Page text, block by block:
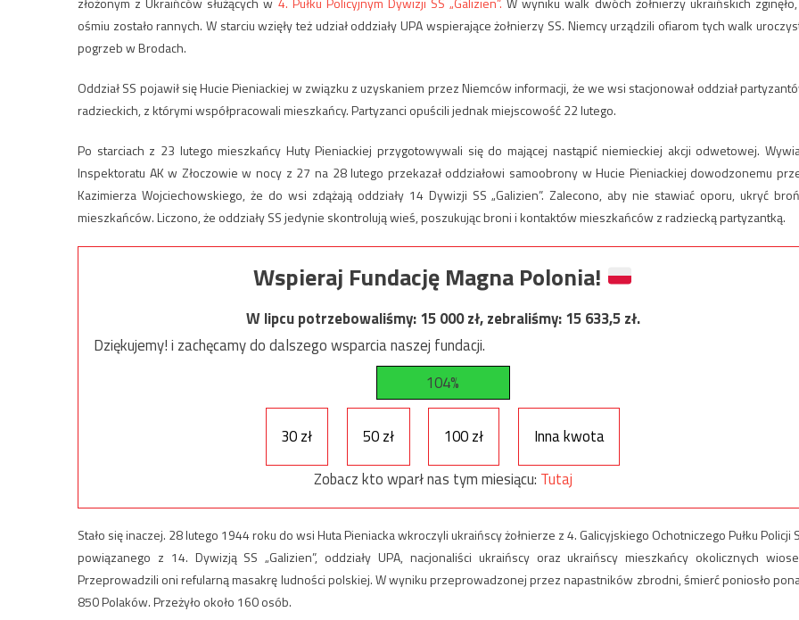
ośmiu zostało rannych. W starciu wzięły też udział oddziały UPA wspierające żołnierzy SS. Niemcy urządzili ofiarom tych walk
pogrzeb w Brodach.
Oddział SS pojawił się Hucie Pieniackiej w związku z uzyskaniem przez Niemców informacji, że we wsi stacjonował oddział
radzieckich, z którymi współpracowali mieszkańcy. Partyzanci opuścili jednak miejscowość 22 lutego.
Po starciach z 23 lutego mieszkańcy Huty Pieniackiej przygotowywali się do mającej nastąpić niemieckiej akcji odwetowej.
Inspektoratu AK w Złoczowie w nocy z 27 na 28 lutego przekazał oddziałowi samoobrony w Hucie Pieniackiej dowodzonemu
Kazimierza Wojciechowskiego, że do wsi zdążają oddziały 14 Dywizji SS „Galizien”. Zalecono, aby nie stawiać oporu, ukryć
mieszkańców. Liczono, że oddziały SS jedynie skontrolują wieś, poszukując broni i kontaktów mieszkańców z radziecką partyzantką.
Wspieraj Fundację Magna Polonia!
W lipcu potrzebowaliśmy:15 000zł, zebraliśmy:15 633,5zł.
Dziękujemy! i zachęcamy do dalszego wsparcia naszej fundacji.
104%
30 zł 50 zł 100 zł
Inna kwota
Zobacz kto wparł nas tym miesiącu: Tutaj
Stało się inaczej. 28 lutego 1944 roku do wsi Huta Pieniacka wkroczyli ukraińscy żołnierze z 4. Galicyjskiego Ochotniczego Pułku Policji
powiązanego z 14. Dywizją SS „Galizien”, oddziały UPA, nacjonaliści ukraińscy oraz ukraińscy mieszkańcy okolicznych
Przeprowadzili oni refularną masakrę ludności polskiej. W wyniku przeprowadzonej przez napastników zbrodni, śmierć poniosło
850 Polaków. Przeżyło około 160 osób.